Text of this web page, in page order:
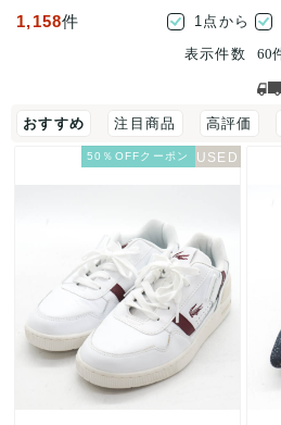
1,158件 1点から
表示件数
おすすめ 注目商品 高評価
50％OFFクーポン